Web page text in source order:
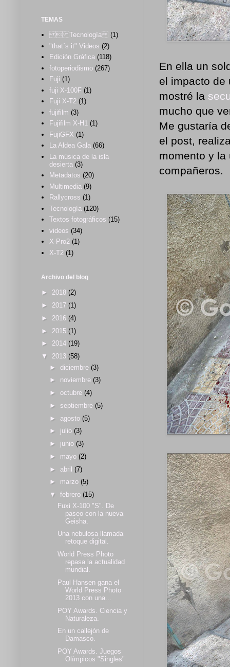
En ella un
el impacto de
mostré la
mucho que
Me gustaría
el post,
momento y
compañeros.
TEMAS
 Tecnología (1)
"that´s it" Videos (2)
Edición Gráfica (118)
fotoperiodismo (267)
Fuji (1)
fuji X-100F (1)
Fuji X-T2 (1)
fujifilm (3)
Fujifilm X-H1 (1)
FujiGFX (1)
La Aldea Gala (66)
La música de la isla
desierta (3)
Metadatos (20)
Multimedia (9)
Rallycross (1)
Tecnología (120)
Textos fotográficos (15)
videos (34)
X-Pro2 (1)
X-T2 (1)
Archivo del blog
► 2018 (2)
► 2017 (1)
► 2016 (4)
► 2015 (1)
► 2014 (19)
▼ 2013 (58)
► diciembre (3)
► noviembre (3)
► octubre (4)
► septiembre (5)
► agosto (5)
► julio (3)
► junio (3)
► mayo (2)
► abril (7)
► marzo (5)
▼ febrero (15)
Fuxi X-100 "S". De
paseo con la nueva
Geisha.
Una nebulosa llamada
retoque digital.
World Press Photo
repasa la actualidad
mundial.
Paul Hansen gana el
World Press Photo
2013 con una...
POY Awards. Ciencia y
Naturaleza.
En un callejón de
Damasco.
POY Awards. Juegos
Olímpicos "Singles"